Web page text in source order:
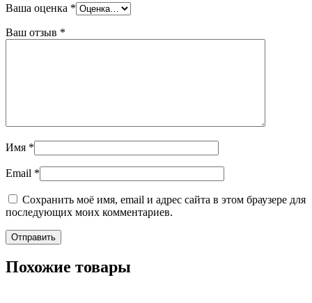
Ваша оценка *
Ваш отзыв *
Имя *
Email *
Сохранить моё имя, email и адрес сайта в этом браузере для
последующих моих комментариев.
Похожие товары